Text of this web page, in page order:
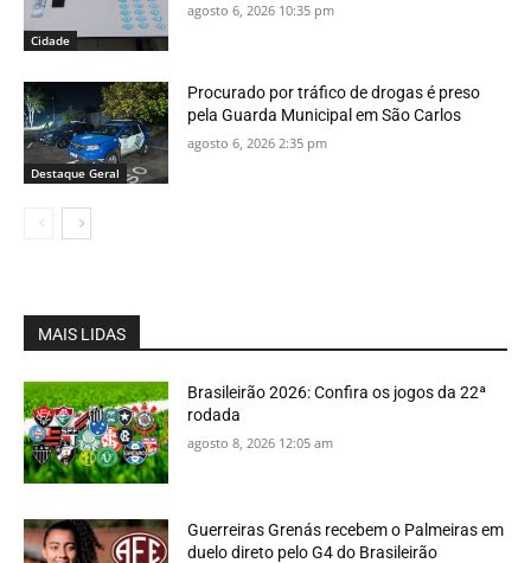
Cidade
agosto 6, 2026 10:35 pm
Destaque Geral
Procurado por tráfico de drogas é preso
pela Guarda Municipal em São Carlos
agosto 6, 2026 2:35 pm
MAIS LIDAS
Brasileirão 2026: Confira os jogos da 22ª
rodada
agosto 8, 2026 12:05 am
Guerreiras Grenás recebem o Palmeiras em
duelo direto pelo G4 do Brasileirão